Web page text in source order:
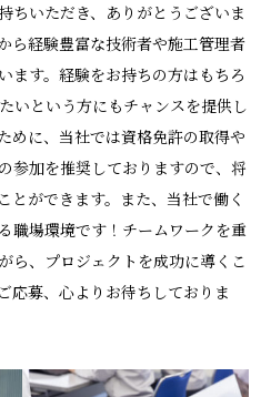
ちいただき、ありがとうございま
ら経験豊富な技術者や施工管理者
ます。経験をお持ちの方はもちろ
いという方にもチャンスを提供し
めに、当社では資格免許の取得や
参加を推奨しておりますので、将
とができます。また、当社で働く
職場環境です！チームワークを重
ら、プロジェクトを成功に導くこ
応募、心よりお待ちしておりま